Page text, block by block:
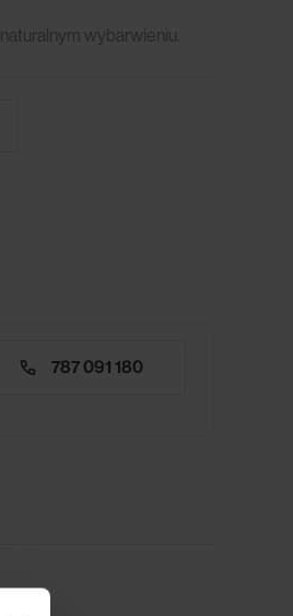
wybarwieniu.
787 091 180